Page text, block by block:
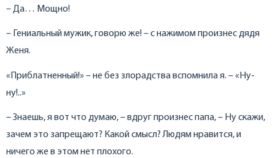
– Да… Мощно!
– Гениальный мужик, говорю же! – с нажимом произнес дядя
Женя.
«Приблатненный!» – не без злорадства вспомнила я. – «Ну-
ну!..»
– Знаешь, я вот что думаю, – вдруг произнес папа, – Ну скажи,
зачем это запрещают? Какой смысл? Людям нравится, и
ничего же в этом нет плохого.